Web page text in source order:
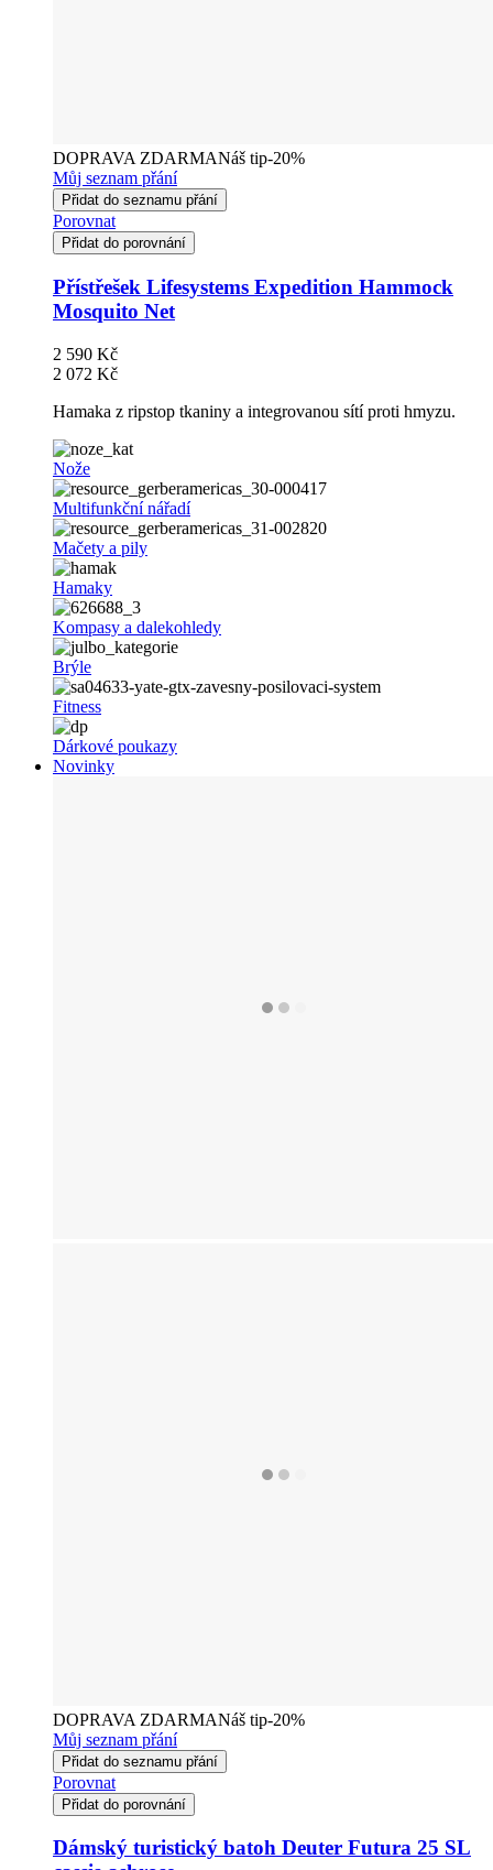
DOPRAVA ZDARMANáš tip-20%
Můj seznam přání
Přidat do seznamu přání
Porovnat
Přidat do porovnání
Přístřešek Lifesystems Expedition Hammock
Mosquito Net
2 590 Kč
2 072 Kč
Hamaka z ripstop tkaniny a integrovanou sítí proti hmyzu.
Nože
Multifunkční nářadí
Mačety a pily
Hamaky
Kompasy a dalekohledy
Brýle
Fitness
Dárkové poukazy
Novinky
DOPRAVA ZDARMANáš tip-20%
Můj seznam přání
Přidat do seznamu přání
Porovnat
Přidat do porovnání
Dámský turistický batoh Deuter Futura 25 SL